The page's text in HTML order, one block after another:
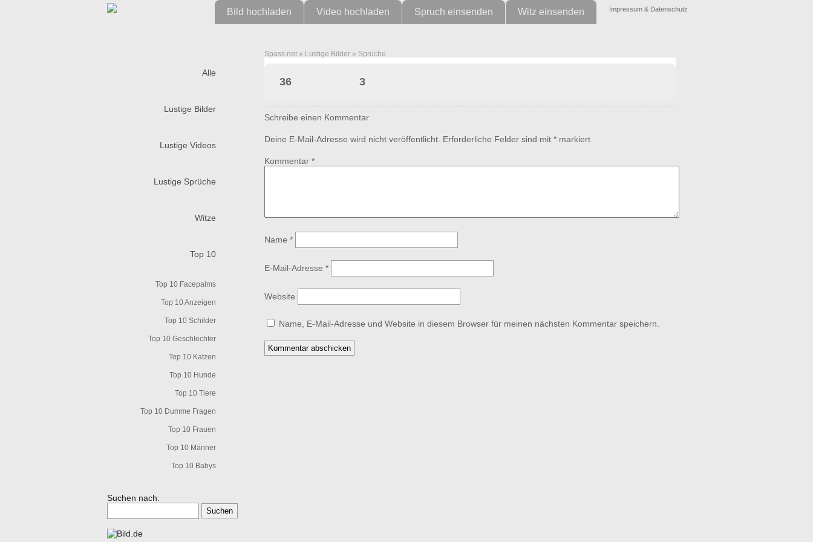
Impressum & Datenschutz
Bild hochladen Video hochladen Spruch einsenden Witz einsenden
Alle
Lustige Bilder
Lustige Videos
Lustige Sprüche
Witze
Top 10
Top 10 Facepalms
Top 10 Anzeigen
Top 10 Schilder
Top 10 Geschlechter
Top 10 Katzen
Top 10 Hunde
Top 10 Tiere
Top 10 Dumme Fragen
Top 10 Frauen
Top 10 Männer
Top 10 Babys
Suchen nach:
Spass.net » Lustige Bilder » Sprüche
36 3
Schreibe einen Kommentar
Deine E-Mail-Adresse wird nicht veröffentlicht. Erforderliche Felder sind mit * markiert
Kommentar *
Name *
E-Mail-Adresse *
Website
Name, E-Mail-Adresse und Website in diesem Browser für meinen nächsten Kommentar speichern.